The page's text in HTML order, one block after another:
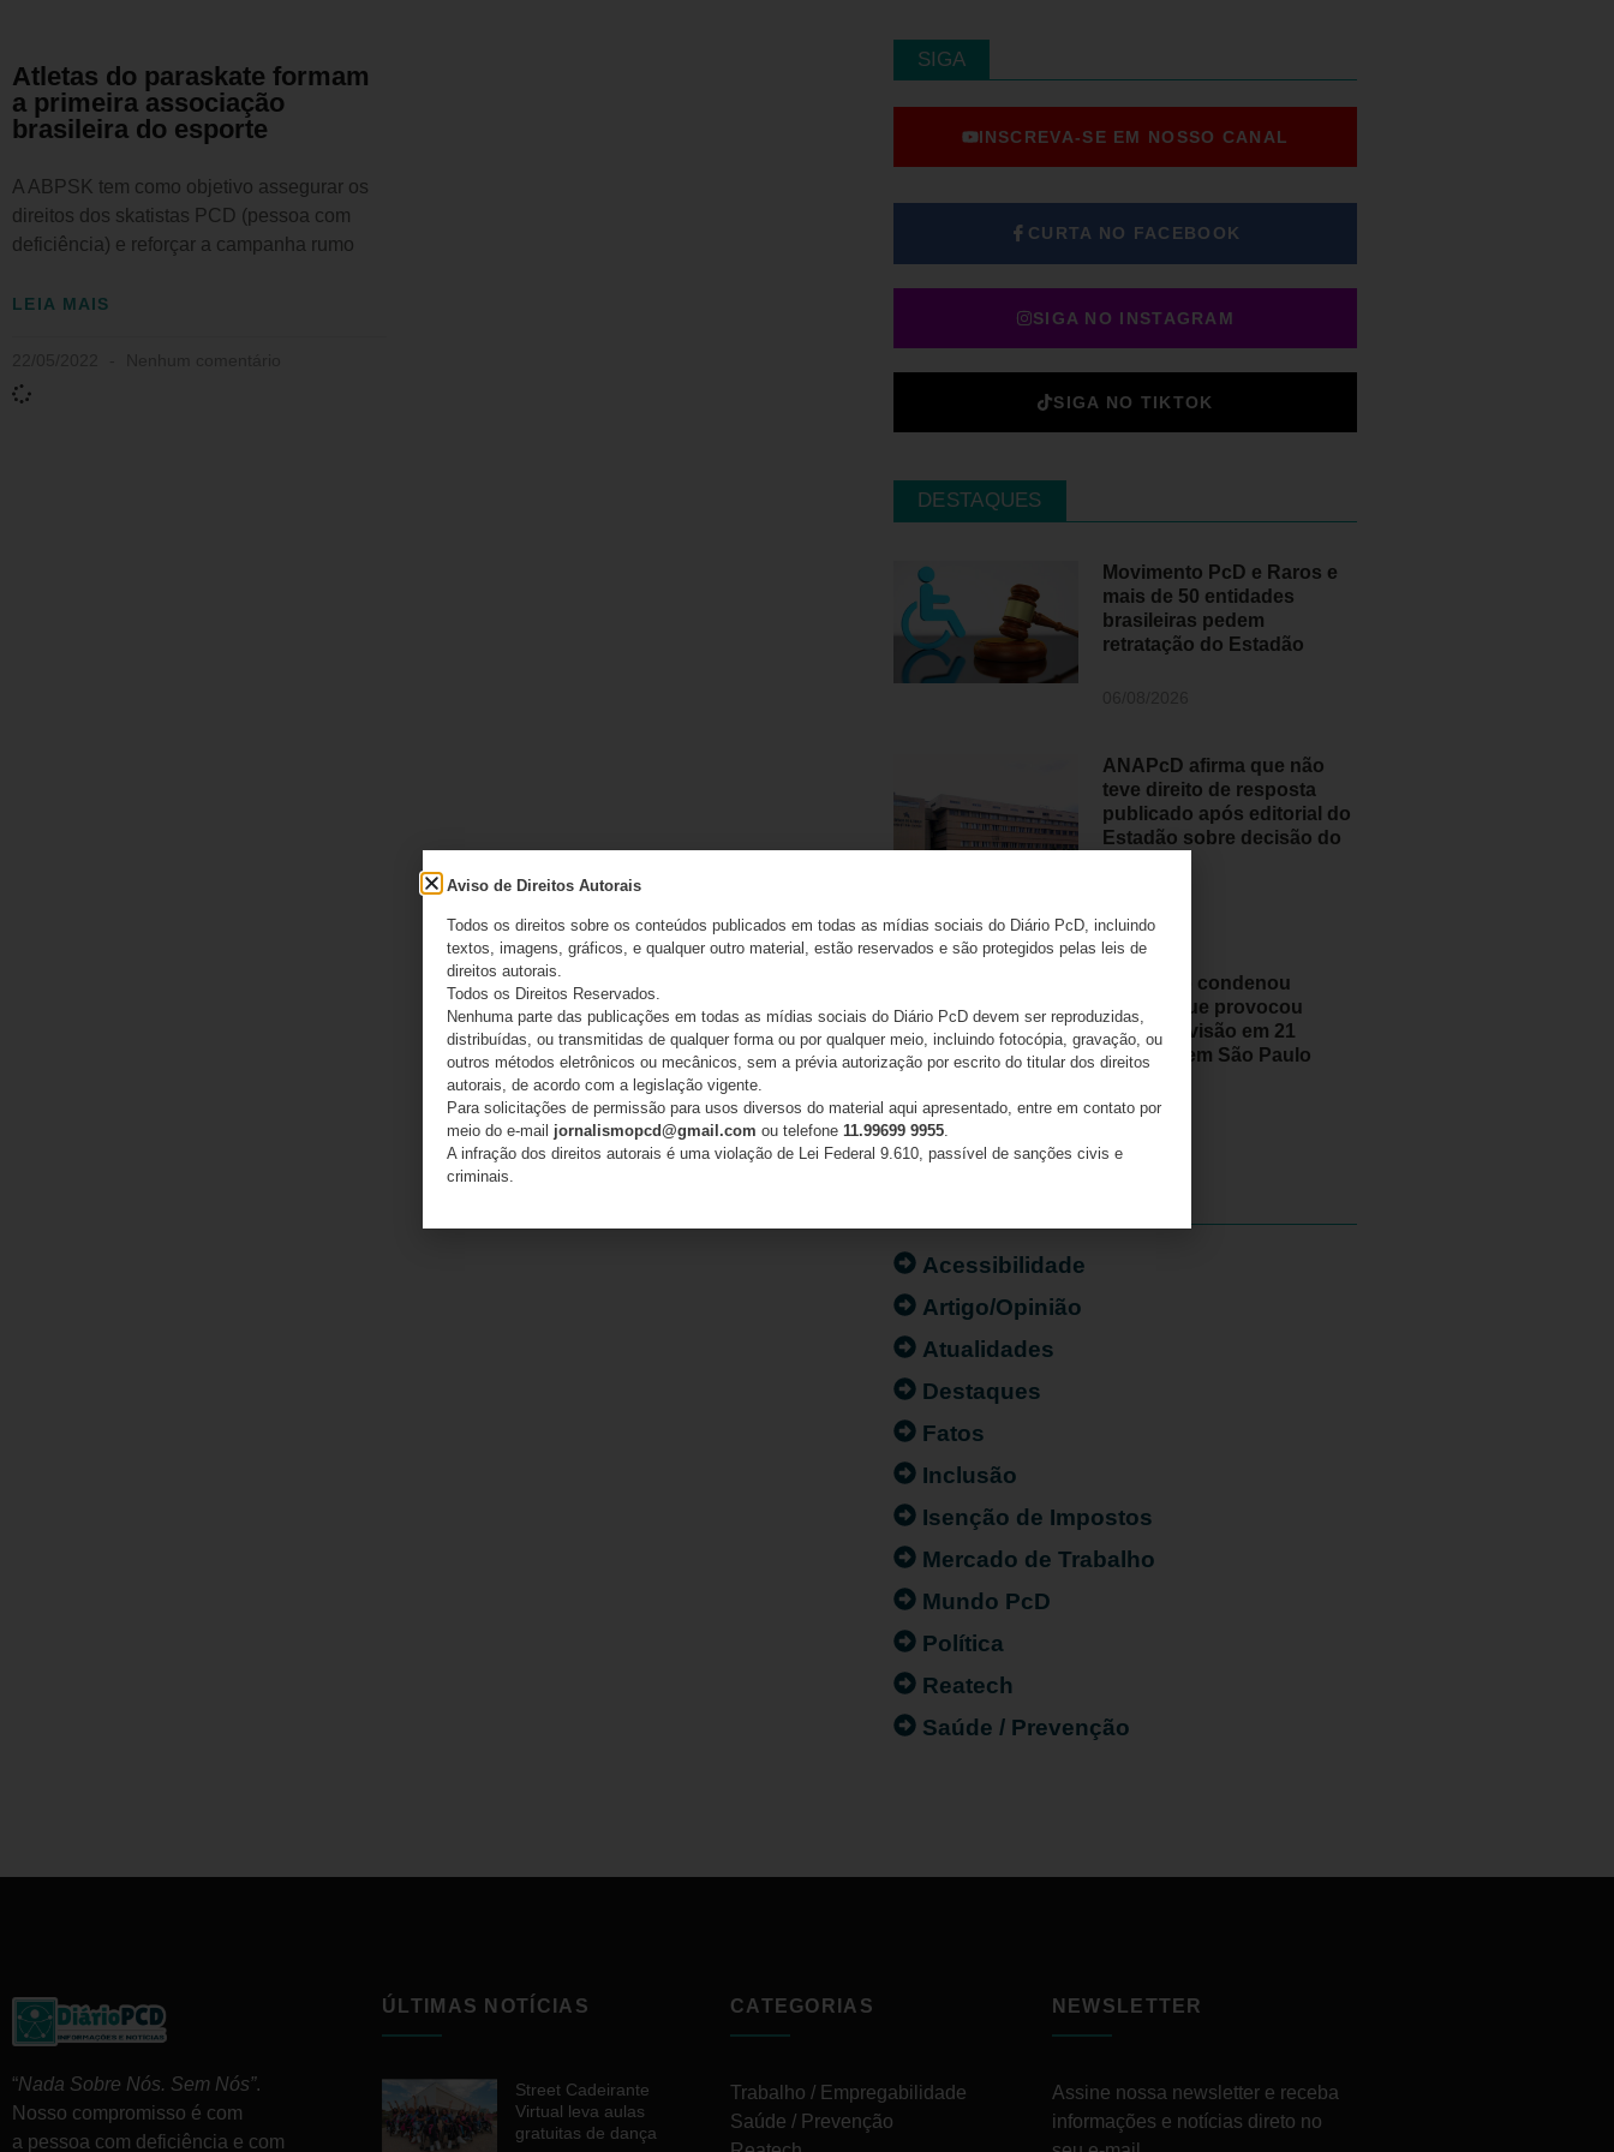
Atletas do paraskate formam
a primeira associação
brasileira do esporte
A ABPSK tem como objetivo assegurar os
direitos dos skatistas PCD (pessoa com
deficiência) e reforçar a campanha rumo
LEIA MAIS
SIGA
INSCREVA-SE EM NOSSO CANAL
CURTA NO FACEBOOK
SIGA NO INSTAGRAM
SIGA NO TIKTOK
DESTAQUES
Movimento PcD e Raros e
mais de 50 entidades
brasileiras pedem
retratação do Estadão
ANAPcD afirma que não
teve direito de resposta
publicado após editorial do
Estadão sobre decisão do
06/08/2026
Judiciário condenou
médico que provocou
perda de visão em 21
pessoas em São Paulo
05/08/2026
Acessibilidade
Artigo/Opinião
Atualidades
Destaques
Fatos
Inclusão
Isenção de Impostos
Mercado de Trabalho
Mundo PcD
Política
Reatech
Saúde / Prevenção
“Nada Sobre Nós. Sem Nós”.
Nosso compromisso é com
a pessoa com deficiência e com
ÚLTIMAS NOTÍCIAS
Street Cadeirante
Virtual leva aulas
gratuitas de dança
CATEGORIAS
Trabalho / Empregabilidade
Saúde / Prevenção
NEWSLETTER
Assine nossa newsletter e receba
informações e notícias direto no
Aviso de Direitos Autorais
Todos os direitos sobre os conteúdos publicados em todas as mídias sociais do Diário PcD, incluindo
textos, imagens, gráficos, e qualquer outro material, estão reservados e são protegidos pelas leis de
direitos autorais.
Todos os Direitos Reservados.
Nenhuma parte das publicações em todas as mídias sociais do Diário PcD devem ser reproduzidas,
distribuídas, ou transmitidas de qualquer forma ou por qualquer meio, incluindo fotocópia, gravação, ou
outros métodos eletrônicos ou mecânicos, sem a prévia autorização por escrito do titular dos direitos
autorais, de acordo com a legislação vigente.
Para solicitações de permissão para usos diversos do material aqui apresentado, entre em contato por
meio do e-mail jornalismopcd@gmail.com ou telefone 11.99699 9955.
A infração dos direitos autorais é uma violação de Lei Federal 9.610, passível de sanções civis e
criminais.